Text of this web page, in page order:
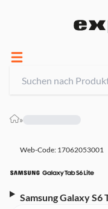
»
Web-Code: 17062053001
Samsung Galaxy S6